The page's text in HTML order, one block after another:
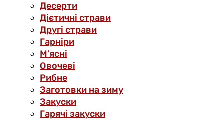
Десерти
Дієтичні страви
Другі страви
Гарніри
М’ясні
Овочеві
Рибне
Заготовки на зиму
Закуски
Гарячі закуски